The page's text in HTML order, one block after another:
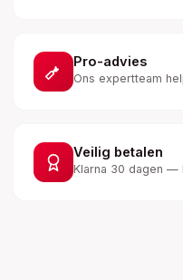
Pro-advies
Ons expertteam
Veilig betalen
Klarna 30 dagen —